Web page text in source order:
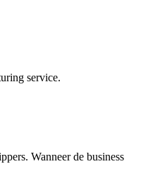
service.
Wanneer de business